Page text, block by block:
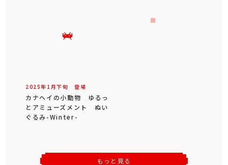
2025年 1 月下旬 登場
カナヘイの小動物 ゆるっ
とアミューズメント ぬい
ぐるみ-Winter-
もっと見る